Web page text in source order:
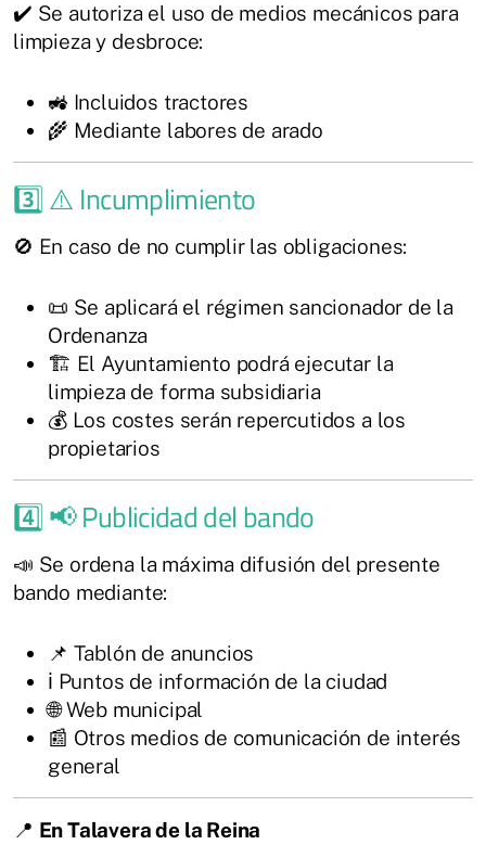
✔️ Se autoriza el uso de medios mecánicos para
limpieza y desbroce:
🚜 Incluidos tractores
🌾 Mediante labores de arado
3️⃣ ⚠️ Incumplimiento
🚫 En caso de no cumplir las obligaciones:
📜 Se aplicará el régimen sancionador de la
Ordenanza
🏗️ El Ayuntamiento podrá ejecutar la
limpieza de forma subsidiaria
💰 Los costes serán repercutidos a los
propietarios
4️⃣ 📢 Publicidad del bando
📣 Se ordena la máxima difusión del presente
bando mediante:
📌 Tablón de anuncios
ℹ️ Puntos de información de la ciudad
🌐 Web municipal
📰 Otros medios de comunicación de interés
general
📍 En Talavera de la Reina